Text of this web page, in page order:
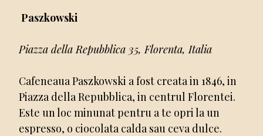
Paszkowski
Piazza della Repubblica 35, Florenta, Italia
Cafeneaua Paszkowski a fost creata in 1846, in
Piazza della Repubblica, in centrul Florentei.
Este un loc minunat pentru a te opri la un
espresso, o ciocolata calda sau ceva dulce.